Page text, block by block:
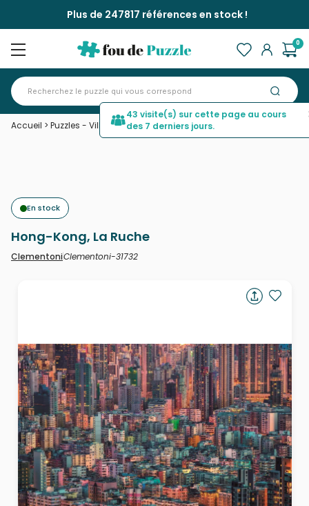
Plus de 247817 références en stock !
0
Accueil > Puzzles - Villes et Villages >Hong-Kong, La Ruche
En stock
Hong-Kong, La Ruche
ClementoniClementoni-31732
43 visite(s) sur cette page au cours
des 7 derniers jours.